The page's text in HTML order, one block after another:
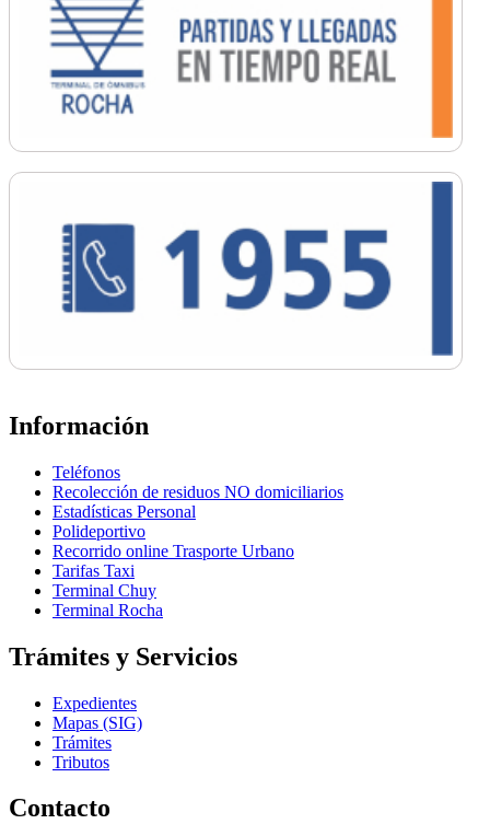
Información
Teléfonos
Recolección de residuos NO domiciliarios
Estadísticas Personal
Polideportivo
Recorrido online Trasporte Urbano
Tarifas Taxi
Terminal Chuy
Terminal Rocha
Trámites y Servicios
Expedientes
Mapas (SIG)
Trámites
Tributos
Contacto